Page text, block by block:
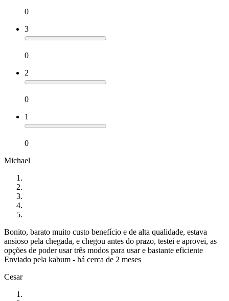
0
3
0
2
0
1
0
Michael
Bonito, barato muito custo benefício e de alta qualidade, estava
ansioso pela chegada, e chegou antes do prazo, testei e aprovei, as
opções de poder usar três modos para usar e bastante eficiente
Enviado pela kabum - há cerca de 2 meses
Cesar